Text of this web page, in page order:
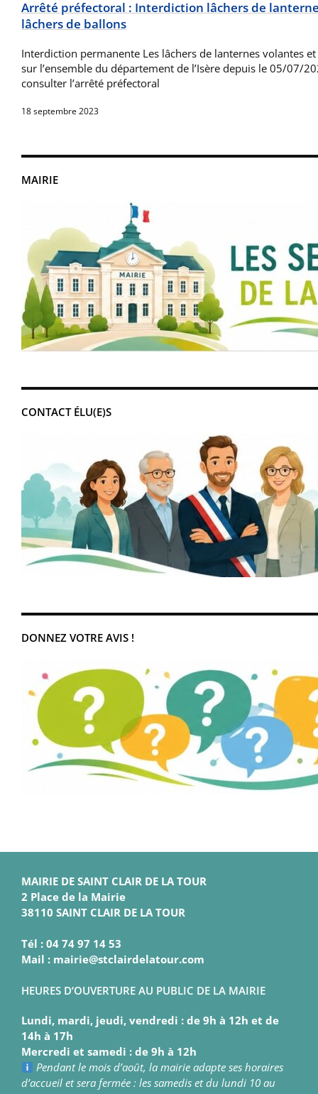
MAIRIE
CONTACT ÉLU(E)S
DONNEZ VOTRE AVIS !
Arrêté préfectoral : Interdiction lâchers de
lâchers de ballons
Interdiction permanente Les lâchers de lanternes volantes
sur l’ensemble du département de l’Isère depuis le 05/07/
consulter l’arrêté préfectoral
18 septembre 2023
MAIRIE DE SAINT CLAIR DE LA TOUR
2 Place de la Mairie
38110 SAINT CLAIR DE LA TOUR
Tél : 04 74 97 14 53
Mail : mairie@stclairdelatour.com
HEURES D’OUVERTURE AU PUBLIC DE LA MAIRIE
Lundi, mardi, jeudi, vendredi : de 9h à 12h et de
14h à 17h
Mercredi et samedi : de 9h à 12h
Pendant le mois d’août, la mairie adapte ses horaires
d’accueil et sera fermée : les samedis et du lundi 10 au